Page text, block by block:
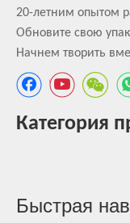
20-летним опытом
Обновите свою
Начнем творить
Категория
Быстрая